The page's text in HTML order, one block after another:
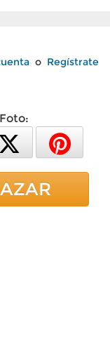
o Regístrate